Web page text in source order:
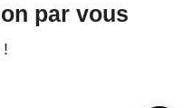
par vous